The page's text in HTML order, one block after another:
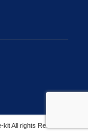
All rights Reserved.